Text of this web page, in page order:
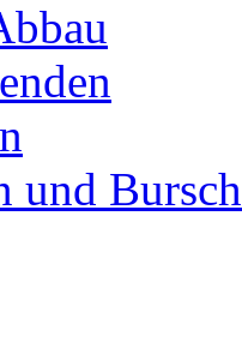
und